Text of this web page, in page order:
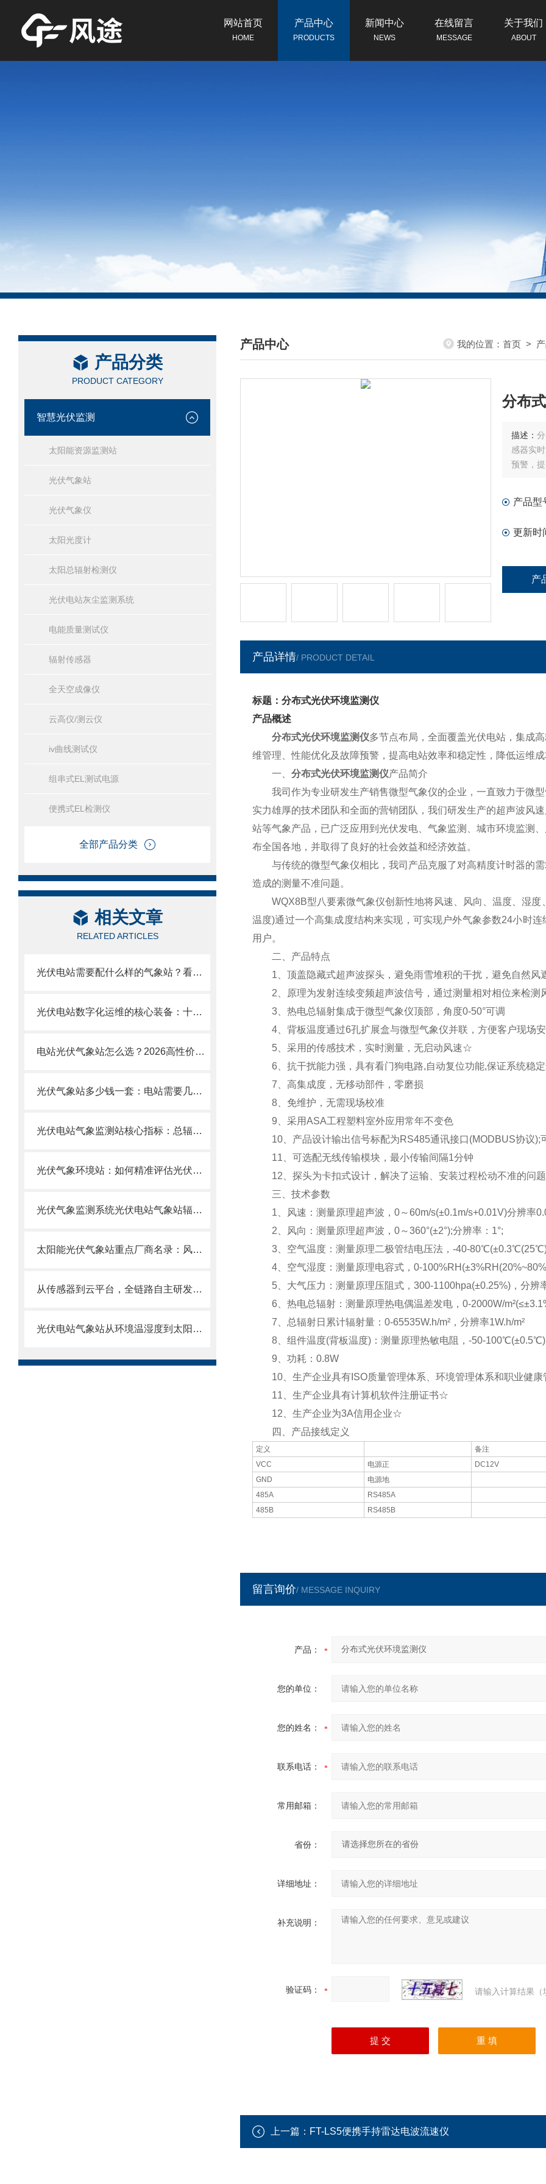
网站首页
HOME
产品中心
PRODUCTS
新闻中心
NEWS
在线留言
MESSAGE
关于我们
ABOUT
产品分类
PRODUCT CATEGORY
智慧光伏监测
太阳能资源监测站
光伏气象站
光伏气象仪
太阳光度计
太阳总辐射检测仪
光伏电站灰尘监测系统
电能质量测试仪
辐射传感器
全天空成像仪
云高仪/测云仪
iv曲线测试仪
组串式EL测试电源
便携式EL检测仪
全部产品分类
相关文章
RELATED ARTICLES
光伏电站需要配什么样的气象站？看风途光伏气象站如何满足并网数据要求！
光伏电站数字化运维的核心装备：十一要素分布式光伏气象站技术优势解析
电站光伏气象站怎么选？2026高性价比推荐，别花冤枉钱
光伏气象站多少钱一套：电站需要几参数、总辐射/散射辐射/直接辐射怎么选?
光伏电站气象监测站核心指标：总辐射、散射辐射、温度、风速、精度一篇看懂
光伏气象环境站：如何精准评估光伏电站发电效率？选址与参数解析
光伏气象监测系统光伏电站气象站辐照度/背板温度/环境监测一体化设备优选！
太阳能光伏气象站重点厂商名录：风途科技无市电场景照样用。
从传感器到云平台，全链路自主研发：风途科技，光伏气象站的“实力派”
光伏电站气象站从环境温湿度到太阳总辐射，从风速风向到组件背板温度
产品中心
/ PRODUCTS CENTER
我的位置： 首页 >
分布
描述：
感器实
预警，
产品型
更新时
产
产品详情/ PRODUCT DETAIL
标题：分布式光伏环境监测仪
产品概述
分布式光伏环境监测仪多节点布局，全面覆盖光伏电站，集成
维管理、性能优化及故障预警，提高电站效率和稳定性，降低运维成
一、 分布式光伏环境监测仪产品简介
我司作为专业研发生产销售微型气象仪的企业，一直致力于微型
实力雄厚的技术团队和全面的营销团队，我们研发生产的超声波风
站等气象产品，已广泛应用到光伏发电、气象监测、城市环境监测
布全国各地，并取得了良好的社会效益和经济效益。
与传统的微型气象仪相比，我司产品克服了对高精度计时器的需
造成的测量不准问题。
WQX8B型八要素微气象仪创新性地将风速、风向、温度、湿度
温度)通过一个高集成度结构来实现，可实现户外气象参数24小时
用户。
二、产品特点
1、顶盖隐藏式超声波探头，避免雨雪堆积的干扰，避免自然风
2、原理为发射连续变频超声波信号，通过测量相对相位来检测
3、热电总辐射集成于微型气象仪顶部，角度0-50°可调
4、背板温度通过6孔扩展盒与微型气象仪并联，方便客户现场
5、采用的传感技术，实时测量，无启动风速☆
6、抗干扰能力强，具有看门狗电路,自动复位功能,保证系统稳
7、高集成度，无移动部件，零磨损
8、免维护，无需现场校准
9、采用ASA工程塑料室外应用常年不变色
10、产品设计输出信号标配为RS485通讯接口(MODBUS协议);
11、可选配无线传输模块，最小传输间隔1分钟
12、探头为卡扣式设计，解决了运输、安装过程松动不准的问
三、技术参数
1、风速：测量原理超声波，0～60m/s(±0.1m/s+0.01V)分辨率
2、风向：测量原理超声波，0～360°(±2°);分辨率：1°;
3、空气温度：测量原理二极管结电压法，-40-
4、空气湿度：测量原理电容式，0-
5、大气压力：测量原理压阻式，300-1100hpa(±0.25%)，分辨
6、热电总辐射：测量原理热电偶温差发电，0-2000W/
7、总辐射日累计辐射量：0-65535W.h/m²，分辨率1W.h/m²
8、组件温度(背板温度)：测量原理热敏电阻，-50-
9、功耗：0.8W
10、生产企业具有ISO质量管理体系、环境管理体系和职业健
11、生产企业具有计算机软件注册证书☆
12、生产企业为3A信用企业☆
四、产品接线定义
定义
备注
VCC
电源正
DC12V
GND
电源地
485A
RS485A
485B
RS485B
留言询价/ MESSAGE INQUIRY
产品：
您的单位：
您的姓名：
联系电话：
常用邮箱：
省份：
详细地址：
补充说明：
验证码： 请输入计算结果（
上一篇： FT-LS5便携手持雷达电波流速仪